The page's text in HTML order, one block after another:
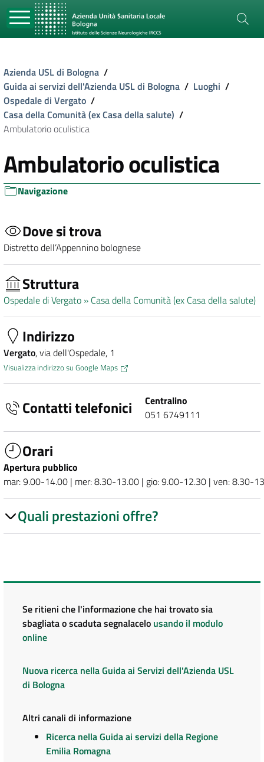
Azienda USL di Bologna /
Guida ai servizi dell'Azienda USL di Bologna / Luoghi /
Ospedale di Vergato /
Casa della Comunità (ex Casa della salute) /
Ambulatorio oculistica
Ambulatorio oculistica
Navigazione
Dove si trova
Distretto dell’Appennino bolognese
Struttura
Ospedale di Vergato » Casa della Comunità (ex Casa della salute)
Indirizzo
Vergato, via dell'Ospedale, 1
Visualizza indirizzo su Google Maps
Contatti telefonici
Centralino
051 6749111
Orari
Apertura pubblico
mar: 9.00-14.00 | mer: 8.30-13.00 | gio: 9.00-12.30 | ven: 8.30-
Quali prestazioni offre?
Se ritieni che l'informazione che hai trovato sia
sbagliata o scaduta segnalacelo usando il modulo
online
Nuova ricerca nella Guida ai Servizi dell'Azienda USL
di Bologna
Altri canali di informazione
Ricerca nella Guida ai servizi della Regione
Emilia Romagna